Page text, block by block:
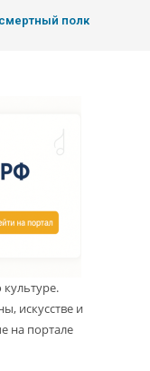
полк
искусстве и
на портале